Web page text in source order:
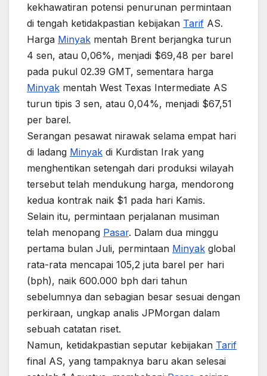
kekhawatiran potensi penurunan permintaan
di tengah ketidakpastian kebijakan Tarif AS.
Harga Minyak mentah Brent berjangka turun
4 sen, atau 0,06%, menjadi $69,48 per barel
pada pukul 02.39 GMT, sementara harga
Minyak mentah West Texas Intermediate AS
turun tipis 3 sen, atau 0,04%, menjadi $67,51
per barel.
Serangan pesawat nirawak selama empat hari
di ladang Minyak di Kurdistan Irak yang
menghentikan setengah dari produksi wilayah
tersebut telah mendukung harga, mendorong
kedua kontrak naik $1 pada hari Kamis.
Selain itu, permintaan perjalanan musiman
telah menopang Pasar. Dalam dua minggu
pertama bulan Juli, permintaan Minyak global
rata-rata mencapai 105,2 juta barel per hari
(bph), naik 600.000 bph dari tahun
sebelumnya dan sebagian besar sesuai dengan
perkiraan, ungkap analis JPMorgan dalam
sebuah catatan riset.
Namun, ketidakpastian seputar kebijakan Tarif
final AS, yang tampaknya baru akan selesai